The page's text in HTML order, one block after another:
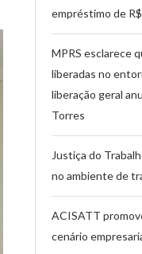
empréstimo de
MPRS esclarece
liberadas no
liberação geral
Torres
Justiça do
no ambiente de
ACISATT
cenário